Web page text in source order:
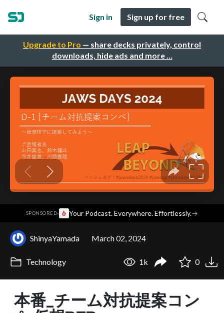
Upgrade to Pro — share decks privately, control
downloads, hide ads and more …
Sign in Sign up for free
SPONSORED· Your Podcast. Everywhere. Effortlessly.→
ShinyaYamada March 02, 2024
Technology 1k 0
本番_チーム対抗提案コン